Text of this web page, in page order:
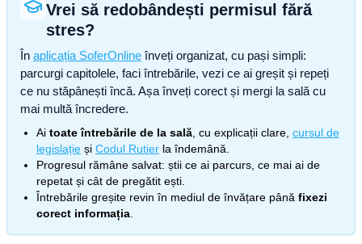
Vrei să redobândești permisul fără
stres?
În aplicația SoferOnline înveți organizat, cu pași simpli:
parcurgi capitolele, faci întrebările, vezi ce ai greșit și repeți
ce nu stăpânești încă. Așa înveți corect și mergi la sală cu
mai multă încredere.
Ai toate întrebările de la sală , cu explicații clare, cursul de
legislație și Codul Rutier la îndemână.
Progresul rămâne salvat: știi ce ai parcurs, ce mai ai de
repetat și cât de pregătit ești.
Întrebările greșite revin în mediul de învățare până fixezi
corect informația